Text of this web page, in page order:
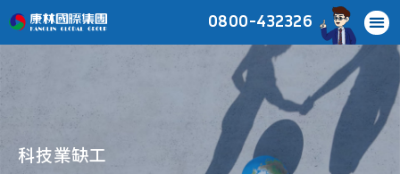
0800-432326
科技業缺工